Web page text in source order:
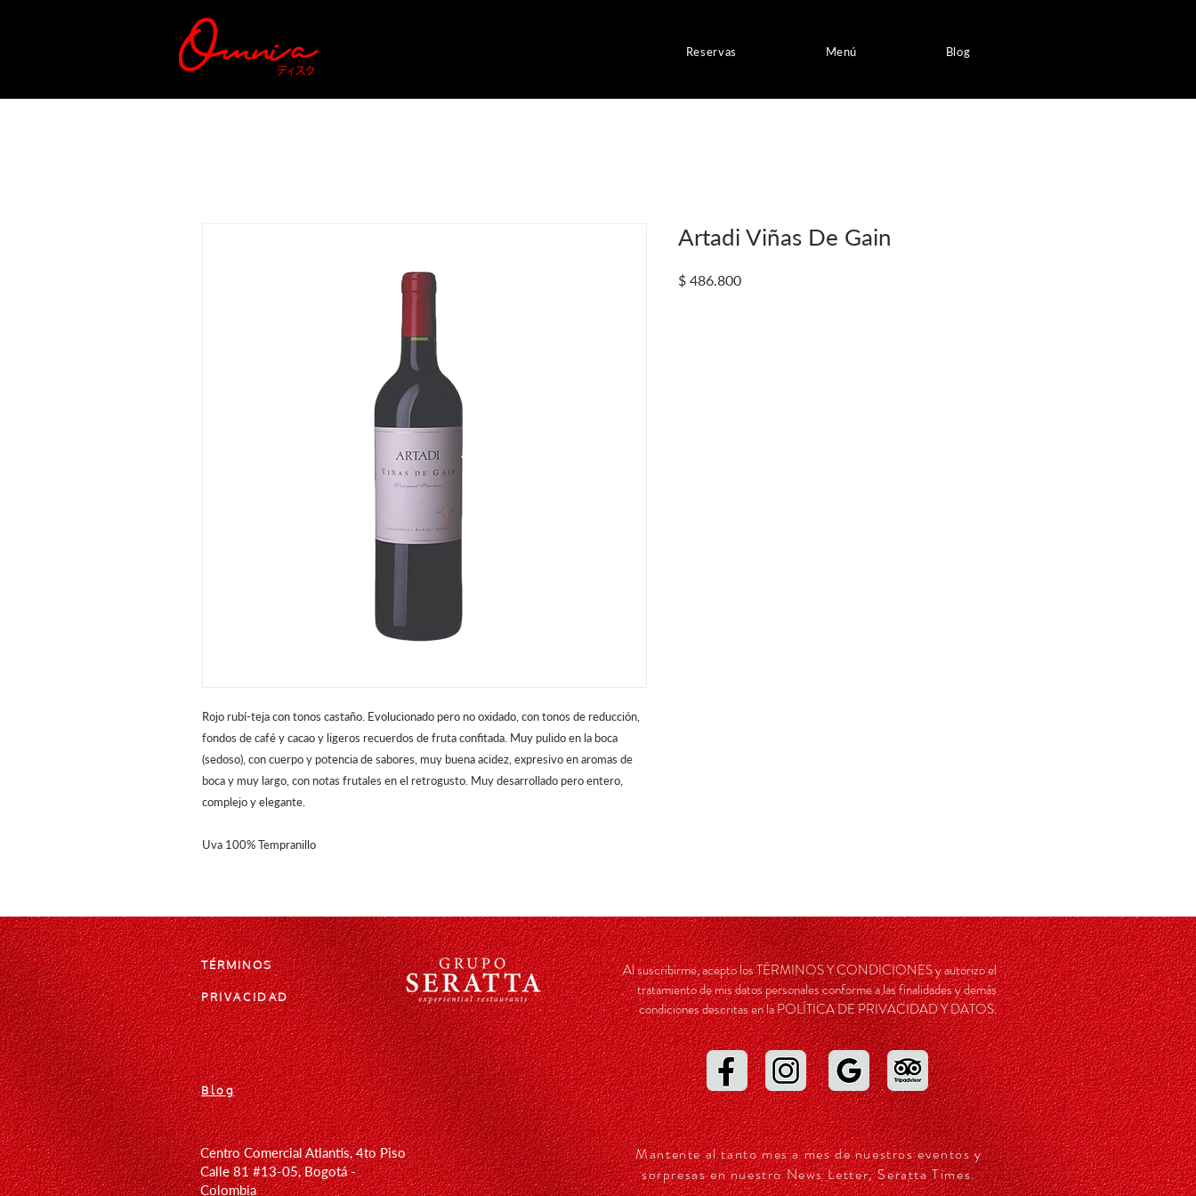
Reservas Menú Blog
Rojo rubí-teja con tonos castaño. Evolucionado pero no oxidado, con tonos de reducción,
fondos de café y cacao y ligeros recuerdos de fruta confitada. Muy pulido en la boca
(sedoso), con cuerpo y potencia de sabores, muy buena acidez, expresivo en aromas de
boca y muy largo, con notas frutales en el retrogusto. Muy desarrollado pero entero,
complejo y elegante.
Uva 100% Tempranillo
Artadi Viñas De Gain
$ 486.800Precio
TÉRMINOS
PRIVACIDAD
Al suscribirme, acepto los TÉRMINOS Y CONDICIONES y autorizo el
tratamiento de mis datos personales conforme a las finalidades y demás
condiciones descritas en la POLÍTICA DE PRIVACIDAD Y DATOS.
Blog
Centro Comercial Atlantis, 4to Piso
Calle 81 #13-05, Bogotá -
Colombia
Mantente al tanto mes a mes de nuestros eventos y
sorpresas en nuestro News Letter, Seratta Times.